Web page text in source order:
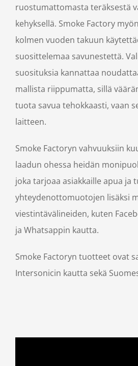
ruostumattomasta teräksestä
kehyksellä. Smoke Factory
kolmen vuoden takuun
suosittelemaa savunestettä.
suosituksia kannattaa
mallista riippumatta, sillä
tuota savua tehokkaasti, vaan
laitteen.
Smoke Factoryn vahvuuksiin
laadun ohessa heidän
joka tarjoaa asiakkaille apua ja
yhteydenottomuotojen lisäksi
viestintävälineiden, kuten
ja Whatsappin kautta.
Smoke Factoryn tuotteet ovat
Intersonicin kautta sekä